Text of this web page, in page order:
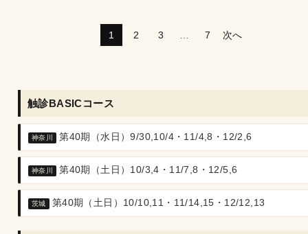
1 2 3 7 次へ
触診BASICコース
神奈川 第40期（水日）9/30,10/4・11/4,8・12/2,6
神奈川 第40期（土日）10/3,4・11/7,8・12/5,6
茨城 第40期（土日）10/10,11・11/14,15・12/12,13